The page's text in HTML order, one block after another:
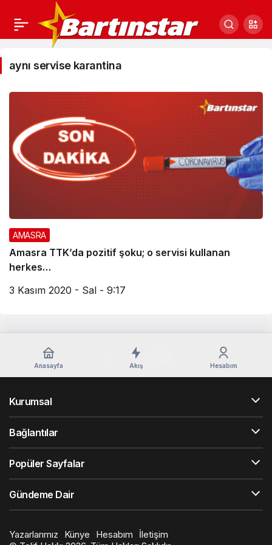
aynı
karantina
Haberleri
aynı servise karantina
AMASRA
Amasra TTK’da pozitif şoku; o servisi kullanan
herkes…
3 Kasım 2020 - Sal - 9:17
Anasayfa Akış Hesabım
Kurumsal
Bağlantılar
Popüler Sayfalar
Gündeme Dair
Yazarlarımız Künye Hesabım
İletişim